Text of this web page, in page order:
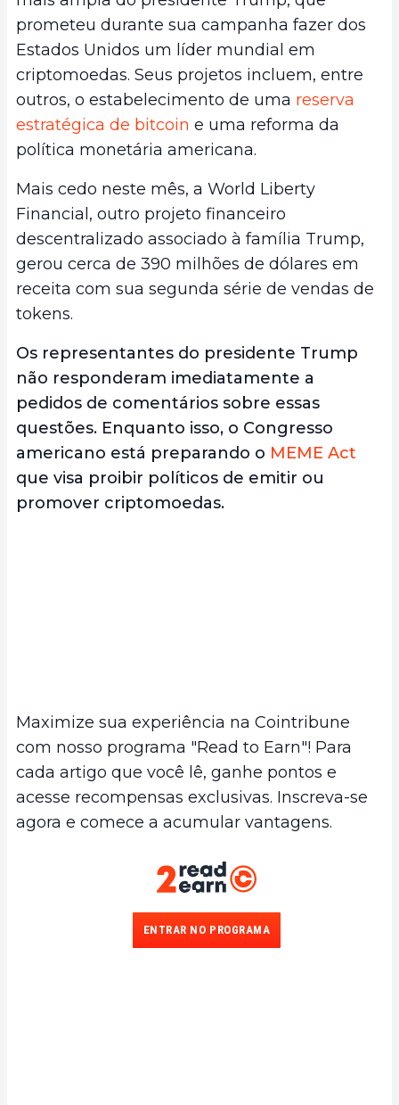
prometeu durante sua campanha fazer dos
Estados Unidos um líder mundial em
criptomoedas. Seus projetos incluem, entre
outros, o estabelecimento de uma reserva
estratégica de bitcoin e uma reforma da
política monetária americana.
Mais cedo neste mês, a World Liberty
Financial, outro projeto financeiro
descentralizado associado à família Trump,
gerou cerca de 390 milhões de dólares em
receita com sua segunda série de vendas de
tokens.
Os representantes do presidente Trump
não responderam imediatamente a
pedidos de comentários sobre essas
questões. Enquanto isso, o Congresso
americano está preparando o MEME Act
que visa proibir políticos de emitir ou
promover criptomoedas.
Maximize sua experiência na Cointribune
com nosso programa "Read to Earn"! Para
cada artigo que você lê, ganhe pontos e
acesse recompensas exclusivas. Inscreva-se
agora e comece a acumular vantagens.
ENTRAR NO PROGRAMA